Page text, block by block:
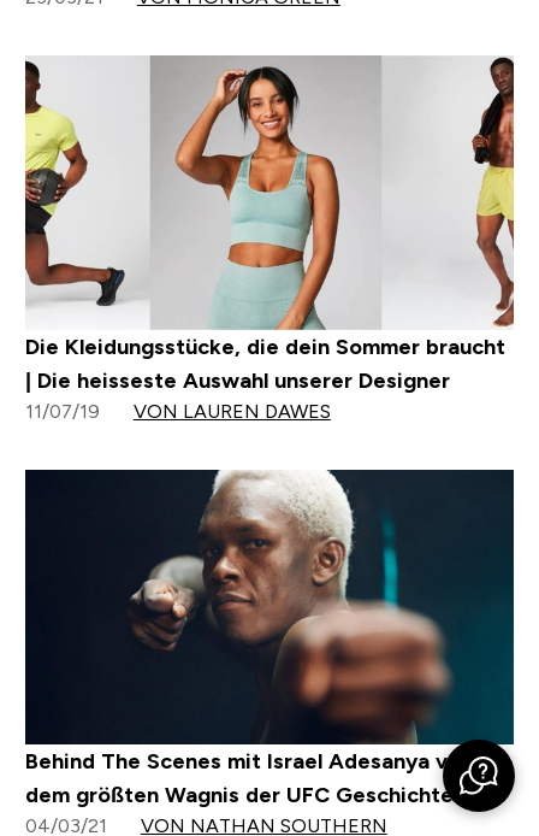
Die Kleidungsstücke, die dein Sommer braucht
| Die heisseste Auswahl unserer Designer
11/07/19 VON LAUREN DAWES
Behind The Scenes mit Israel Adesanya vor
dem größten Wagnis der UFC Geschichte
04/03/21 VON NATHAN SOUTHERN